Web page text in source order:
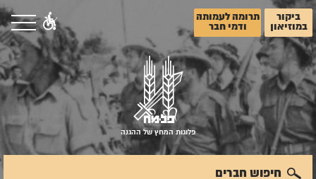
ביקור
במוזיאון
תרומה לעמותה
ודמי חבר
פלוגות המחץ של ההגנה
חיפוש חברים